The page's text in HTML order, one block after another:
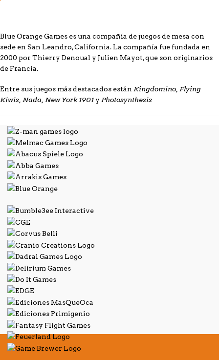
Blue Orange Games es una compañía de juegos de mesa con
sede en San Leandro, California. La compañía fue fundada en
2000 por Thierry Denoual y Julien Mayot, que son originarios
de Francia.
Entre sus juegos más destacados están Kingdomino, Flying
Kiwis, Nada, New York 1901 y Photosynthesis